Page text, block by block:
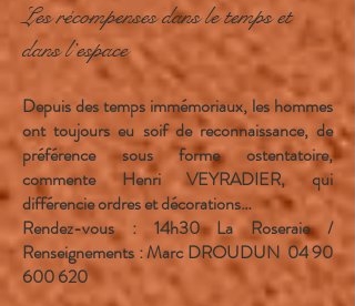
Les récompenses dans le temps et
dans l’espace
Depuis des temps immémoriaux, les hommes
ont toujours eu soif de reconnaissance, de
préférence sous forme ostentatoire,
commente Henri VEYRADIER, qui
différencie ordres et décorations…
Rendez-vous : 14h30 La Roseraie /
Renseignements : Marc DROUDUN 04 90
600 620